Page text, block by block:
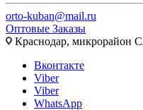
orto-kuban@mail.ru
Оптовые Заказы
Краснодар, микрорайон
Вконтакте
Viber
Viber
WhatsApp